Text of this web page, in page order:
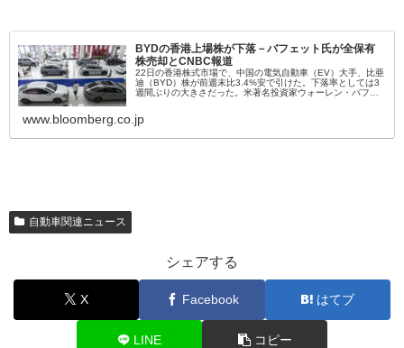
BYDの香港上場株が下落－バフェット氏が全保有
株売却とCNBC報道
22日の香港株式市場で、中国の電気自動車（EV）大手、比亜
迪（BYD）株が前週末比3.4%安で引けた。下落率としては3
週間ぶりの大きさだった。米著名投資家ウォーレン・バフェ
株を全て売却...
www.bloomberg.co.jp
自動車関連ニュース
シェアする
X Facebook はてブ
LINE コピー